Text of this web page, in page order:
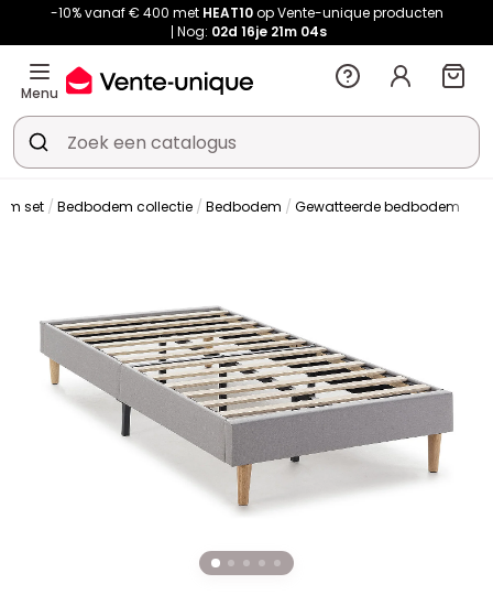
-10% vanaf € 400 met HEAT10op Vente-unique producten
Nog: 02d 16je 21m 03s
Menu
set Bedbodem collectie Bedbodem Gewatteerde bedbodem